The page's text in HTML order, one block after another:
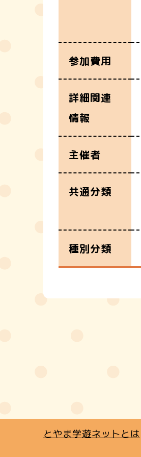
参加費用
詳細関連
情報
主催者
共通分類
種別分類
とやま学遊ネットとは